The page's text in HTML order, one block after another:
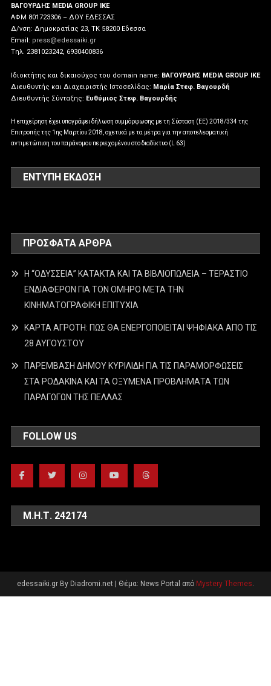
ΒΑΓΟΥΡΔΗΣ MEDIA GROUP IKE
ΑΦΜ 801723306 – ΔΟΥ ΕΔΕΣΣΑΣ
Δ/νση: Δημοκρατίας 23, ΤΚ 58200 Εδεσσα
Email: press@edessaiki.gr
Tηλ. 2381023242, 6930400836
Ιδιοκτήτης και δικαιούχος του domain name: ΒΑΓΟΥΡΔΗΣ MEDIA GROUP IKE
Διευθυντής και Διαχειριστής Ιστοσελίδας: Μαρία Στεφ. Βαγουρδή
Διευθυντής Σύνταξης: Ευθύμιος Στεφ. Βαγουρδής
Η επιχείρηση έχει υπογράψει δήλωση συμμόρφωσης με τη Σύσταση (ΕΕ) 2018/334 της
Επιτροπής της 1ης Μαρτίου 2018, σχετικά με τα μέτρα για την αποτελεσματική
αντιμετώπιση του παράνομου περιεχομένου στο διαδίκτυο (L 63)
ΕΝΤΥΠΗ ΕΚΔΟΣΗ
ΠΡΌΣΦΑΤΑ ΆΡΘΡΑ
Η “ΟΔΥΣΣΕΙΑ” ΚΑΤΑΚΤΑ ΚΑΙ ΤΑ ΒΙΒΛΙΟΠΩΛΕΙΑ – ΤΕΡΑΣΤΙΟ
ΕΝΔΙΑΦΕΡΟΝ ΓΙΑ ΤΟΝ ΟΜΗΡΟ ΜΕΤΑ ΤΗΝ
ΚΙΝΗΜΑΤΟΓΡΑΦΙΚΗ ΕΠΙΤΥΧΙΑ
ΚΑΡΤΑ ΑΓΡΟΤΗ: ΠΩΣ ΘΑ ΕΝΕΡΓΟΠΟΙΕΙΤΑΙ ΨΗΦΙΑΚΑ ΑΠΟ ΤΙΣ
28 ΑΥΓΟΥΣΤΟΥ
ΠΑΡΕΜΒΑΣΗ ΔΗΜΟΥ ΚΥΡΙΛΙΔΗ ΓΙΑ ΤΙΣ ΠΑΡΑΜΟΡΦΩΣΕΙΣ
ΣΤΑ ΡΟΔΑΚΙΝΑ ΚΑΙ ΤΑ ΟΞΥΜΕΝΑ ΠΡΟΒΛΗΜΑΤΑ ΤΩΝ
ΠΑΡΑΓΩΓΩΝ ΤΗΣ ΠΕΛΛΑΣ
FOLLOW US
Μ.Η.Τ. 242174
edessaiki.gr By Diadromi.net Θέμα: News Portal από Mystery Themes.